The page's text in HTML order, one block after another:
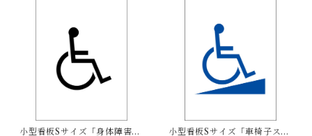
小型看板Sサイズ「身体障害者 小型看板Sサイズ「車椅子スロ